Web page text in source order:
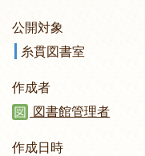
公開対象
糸貫図書室
作成者
図書館管理者
作成日時